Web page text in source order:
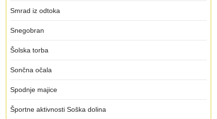
Smrad iz odtoka
Snegobran
Šolska torba
Sončna očala
Spodnje majice
Športne aktivnosti Soška dolina